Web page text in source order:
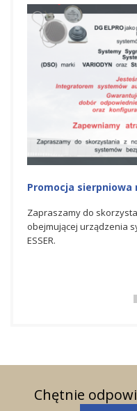
marki
Promocja na
Zapraszamy do
promocyjnej
Chętnie